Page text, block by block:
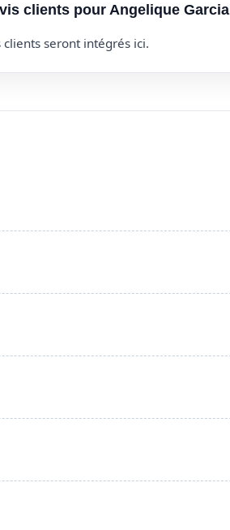
clients pour Angelique Garcia
clients seront intégrés ici.